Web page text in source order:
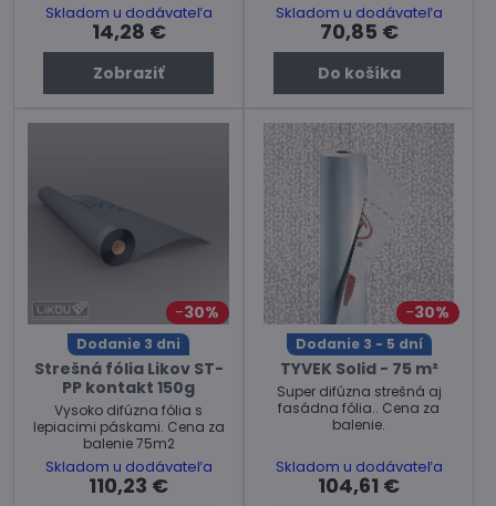
Skladom u dodávateľa
14,28 €
Zobraziť
Skladom u dodávateľa
70,85 €
Do košíka
30%
Dodanie 3 dni
Strešná fólia Likov ST-
PP kontakt 150g
Vysoko difúzna fólia s
lepiacimi páskami. Cena za
balenie 75m2
Skladom u dodávateľa
110,23 €
30%
Dodanie 3 - 5 dní
TYVEK Solid - 75 m²
Super difúzna strešná aj
fasádna fólia.. Cena za
balenie.
Skladom u dodávateľa
104,61 €